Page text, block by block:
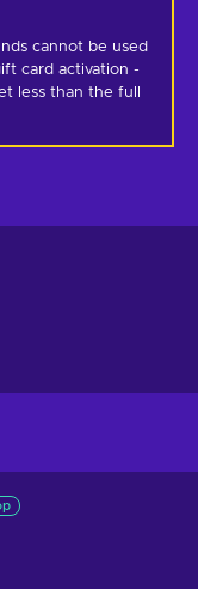
cannot be used
card activation -
less than the full